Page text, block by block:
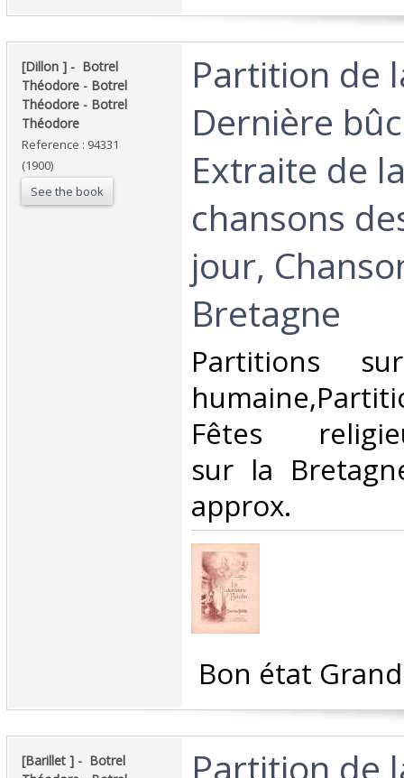
‎[Dillon ] - ‎ ‎Botrel
Théodore - Botrel
Théodore - Botrel
Théodore‎
Reference : 94331
(1900)
See the book
‎Partition de
Dernière
Extraite de
chansons
jour,
Bretagne ‎
‎Partitions
Fêtes
sur la
approx.‎
Bon état
‎[Barillet ] - ‎ ‎Botrel
‎Partition de